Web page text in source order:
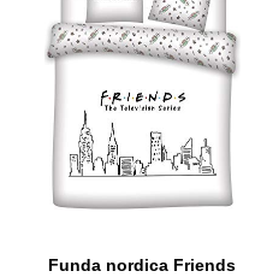
Funda nordica Friends